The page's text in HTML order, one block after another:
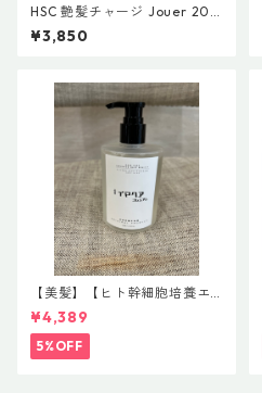
HSC 艶髪チャージ Jouer 200
mL ＆ HSC 艶髪チャージ M
ou 200mL
¥3,850
【美髪】【ヒト幹細胞培養エ
キス】イマヘアプレミアムシ
ャンプー２７５ml ボトル
¥4,389
5%OFF